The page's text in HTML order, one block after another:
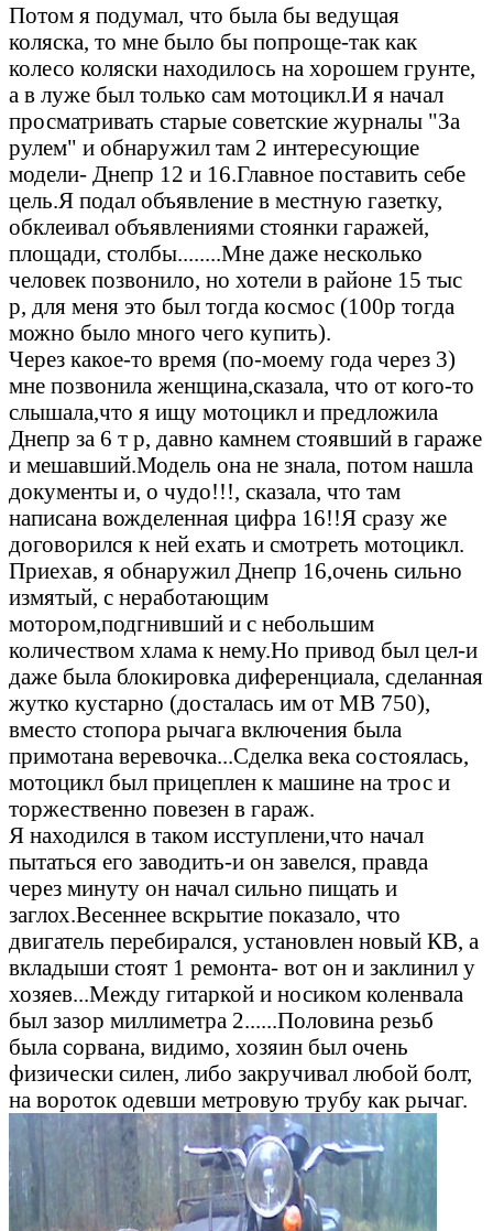
Потом я подумал, что была бы ведущая
коляска, то мне было бы попроще-так как
колесо коляски находилось на хорошем грунте,
а в луже был только сам мотоцикл.И я начал
просматривать старые советские журналы "За
рулем" и обнаружил там 2 интересующие
модели- Днепр 12 и 16.Главное поставить себе
цель.Я подал объявление в местную газетку,
обклеивал объявлениями стоянки гаражей,
площади, столбы........Мне даже несколько
человек позвонило, но хотели в районе 15 тыс
р, для меня это был тогда космос (100р тогда
можно было много чего купить).
Через какое-то время (по-моему года через 3)
мне позвонила женщина,сказала, что от кого-то
слышала,что я ищу мотоцикл и предложила
Днепр за 6 т р, давно камнем стоявший в гараже
и мешавший.Модель она не знала, потом нашла
документы и, о чудо!!!, сказала, что там
написана вожделенная цифра 16!!Я сразу же
договорился к ней ехать и смотреть мотоцикл.
Приехав, я обнаружил Днепр 16,очень сильно
измятый, с неработающим
мотором,подгнивший и с небольшим
количеством хлама к нему.Но привод был цел-и
даже была блокировка диференциала, сделанная
жутко кустарно (досталась им от МВ 750),
вместо стопора рычага включения была
примотана веревочка...Сделка века состоялась,
мотоцикл был прицеплен к машине на трос и
торжественно повезен в гараж.
Я находился в таком исступлени,что начал
пытаться его заводить-и он завелся, правда
через минуту он начал сильно пищать и
заглох.Весеннее вскрытие показало, что
двигатель перебирался, установлен новый КВ, а
вкладыши стоят 1 ремонта- вот он и заклинил у
хозяев...Между гитаркой и носиком коленвала
был зазор миллиметра 2......Половина резьб
была сорвана, видимо, хозяин был очень
физически силен, либо закручивал любой болт,
на вороток одевши метровую трубу как рычаг.